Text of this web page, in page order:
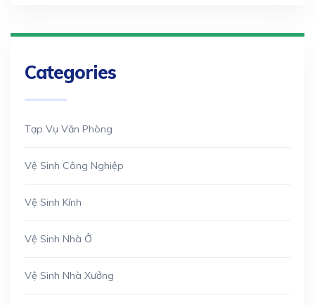
Categories
Tạp Vụ Văn Phòng
Vệ Sinh Công Nghiệp
Vệ Sinh Kính
Vệ Sinh Nhà Ở
Vệ Sinh Nhà Xưởng